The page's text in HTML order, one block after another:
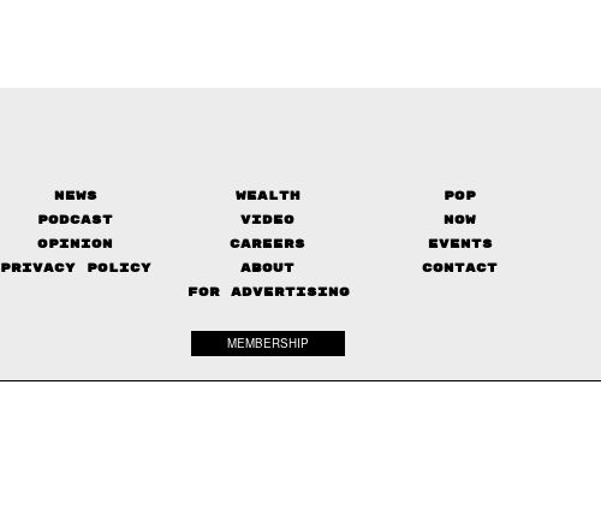
News Wealth
Pop
Podcast
Video
Now
Opinion
Careers
Events
Privacy Policy
About
Contact
FOR ADVERTISING
MEMBERSHIP